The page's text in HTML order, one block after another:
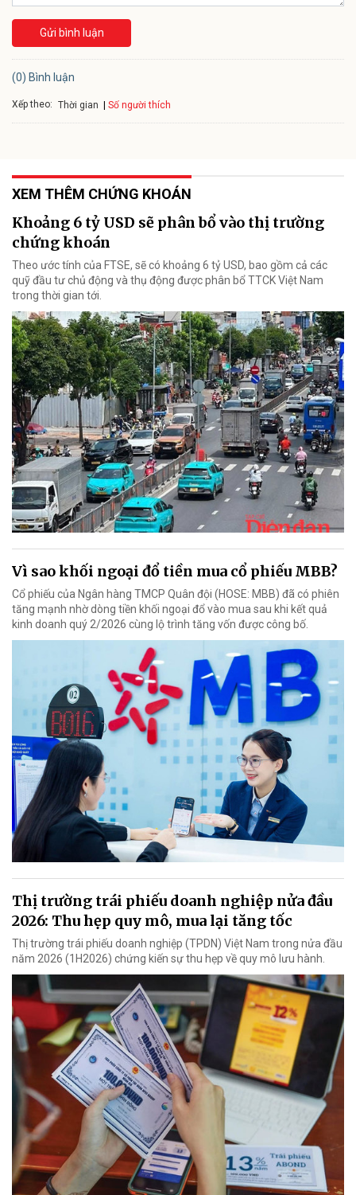
Gửi bình luận
(0) Bình luận
Xếp theo: Thời gian Số người thích
XEM THÊM CHỨNG KHOÁN
Khoảng 6 tỷ USD sẽ phân bổ vào thị trường
chứng khoán
Theo ước tính của FTSE, sẽ có khoảng 6 tỷ USD, bao gồm cả các
quỹ đầu tư chủ động và thụ động được phân bổ TTCK Việt Nam
trong thời gian tới.
Vì sao khối ngoại đổ tiền mua cổ phiếu MBB?
Cổ phiếu của Ngân hàng TMCP Quân đội (HOSE: MBB) đã có phiên
tăng mạnh nhờ dòng tiền khối ngoại đổ vào mua sau khi kết quả
kinh doanh quý 2/2026 cùng lộ trình tăng vốn được công bố.
Thị trường trái phiếu doanh nghiệp nửa đầu
2026: Thu hẹp quy mô, mua lại tăng tốc
Thị trường trái phiếu doanh nghiệp (TPDN) Việt Nam trong nửa đầu
năm 2026 (1H2026) chứng kiến sự thu hẹp về quy mô lưu hành.